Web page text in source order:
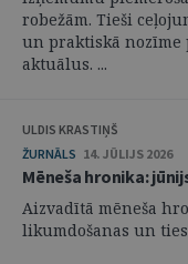
robežām. Tieši
un praktiskā nozīme
aktuālus. ...
ULDIS KRASTIŅŠ
ŽURNĀLS 14. JŪLIJS 2026
Mēneša hronika:
Aizvadītā mēneša
likumdošanas un